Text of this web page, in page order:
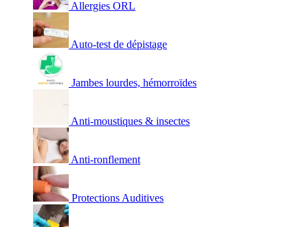
Allergies ORL
Auto-test de dépistage
Jambes lourdes, hémorroïdes
Anti-moustiques & insectes
Anti-ronflement
Protections Auditives